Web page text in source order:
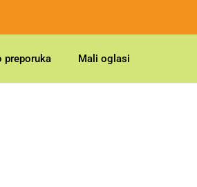
preporuka Mali oglasi